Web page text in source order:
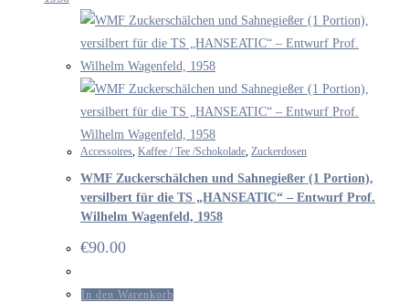
Accessoires Kaffee / Tee /Schokolade Zuckerdosen
WMF Zuckerschälchen und Sahnegießer (1 Portion),
versilbert für die TS „HANSEATIC“ – Entwurf Prof.
Wilhelm Wagenfeld, 1958
€90.00
In den Warenkorb